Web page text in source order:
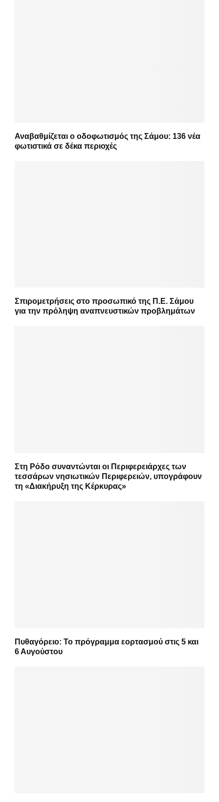
Αναβαθμίζεται ο οδοφωτισμός της Σάμου: 136 νέα
φωτιστικά σε δέκα περιοχές
Σπιρομετρήσεις στο προσωπικό της Π.Ε. Σάμου
για την πρόληψη αναπνευστικών προβλημάτων
Στη Ρόδο συναντώνται οι Περιφερειάρχες των
τεσσάρων νησιωτικών Περιφερειών, υπογράφουν
τη «Διακήρυξη της Κέρκυρας»
Πυθαγόρειο: Το πρόγραμμα εορτασμού στις 5 και
6 Αυγούστου